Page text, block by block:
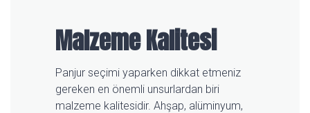
Malzeme Kalitesi
Panjur seçimi yaparken dikkat etmeniz
gereken en önemli unsurlardan biri
malzeme kalitesidir. Ahşap, alüminyum,